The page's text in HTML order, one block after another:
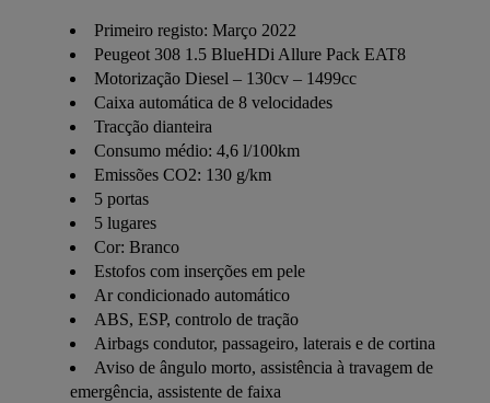
Primeiro registo: Março 2022
Peugeot 308 1.5 BlueHDi Allure Pack EAT8
Motorização Diesel – 130cv – 1499cc
Caixa automática de 8 velocidades
Tracção dianteira
Consumo médio: 4,6 l/100km
Emissões CO2: 130 g/km
5 portas
5 lugares
Cor: Branco
Estofos com inserções em pele
Ar condicionado automático
ABS, ESP, controlo de tração
Airbags condutor, passageiro, laterais e de cortina
Aviso de ângulo morto, assistência à travagem de
emergência, assistente de faixa